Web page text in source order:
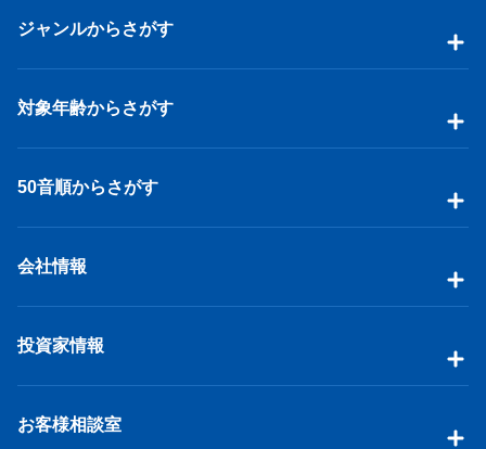
ジャンルからさがす
対象年齢からさがす
50音順からさがす
会社情報
投資家情報
お客様相談室